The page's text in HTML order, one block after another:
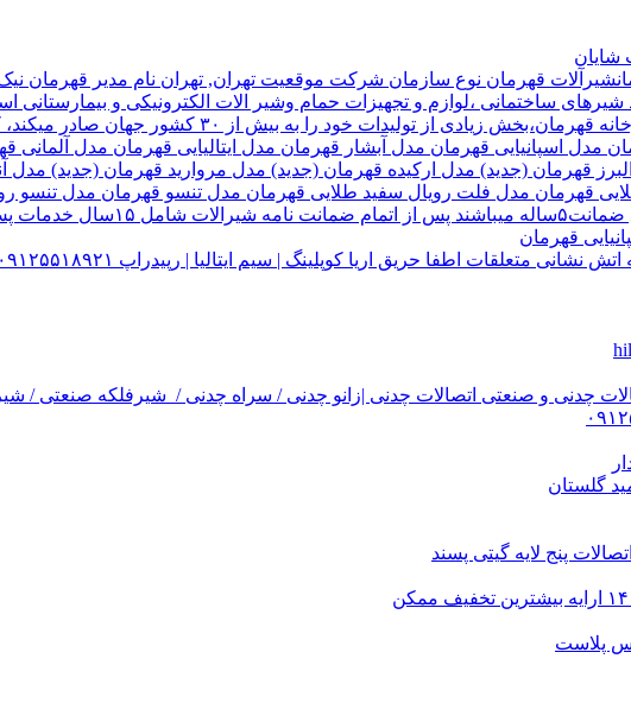
شایان
ساختمانی ،لوازم و تجهیزات حمام وشیر الات الکترونیکی و
تولید شده کارخانه قهرمان،بخش زیادی
مدل اسپانیایی قهرمان مدل آبشار قهرمان مدل ایتالیایی قهرمان مدل
قهرمان (جدید) مدل ارکیده قهرمان (جدید) مدل مروارید قهرمان (جدید)
قهرمان مدل فلت رویال سفید طلایی قهرمان مدل تنسو قهرمان مدل
۱۵سال خدمات پس از فروش میشوند
قهرمان
متعلقات اطفا حریق اریا کوپلینگ | سیم ایتالیا | رپیدراپ ۰۹۱۲۵۵۱۸۹۲۱ ۰۲۱۲۲۳۱۶۵۷۳
چدنی و صنعتی اتصالات چدنی |زانو چدنی / سراه چدنی / شیرفلکه صنعتی /
گلستان
پنج لایه گیتی پسند
پلاست